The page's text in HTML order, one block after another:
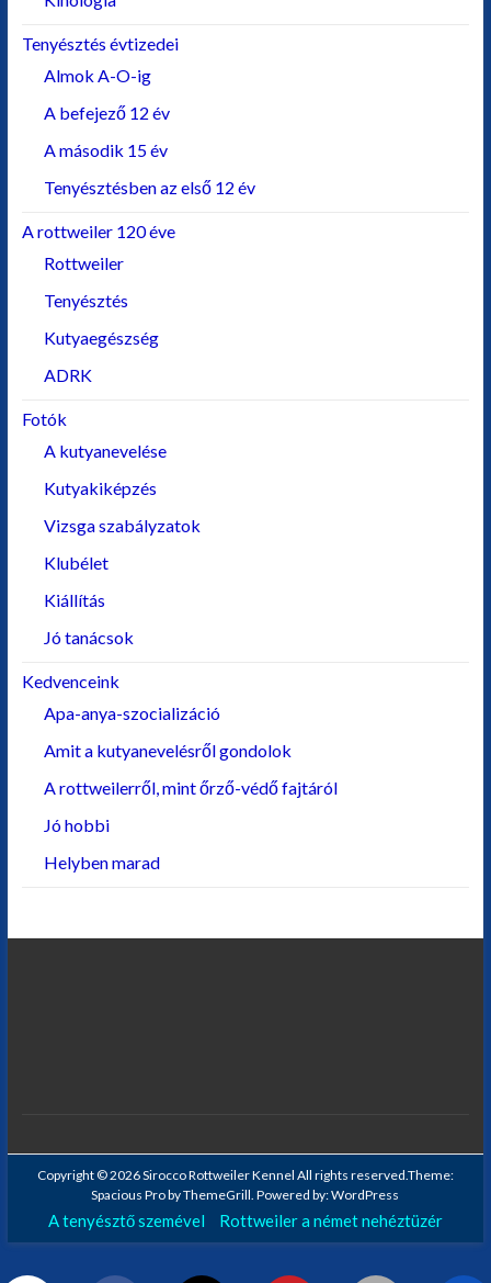
Tenyésztés évtizedei
Almok A-O-ig
A befejező 12 év
A második 15 év
Tenyésztésben az első 12 év
A rottweiler 120 éve
Rottweiler
Tenyésztés
Kutyaegészség
ADRK
Fotók
A kutyanevelése
Kutyakiképzés
Vizsga szabályzatok
Klubélet
Kiállítás
Jó tanácsok
Kedvenceink
Apa-anya-szocializáció
Amit a kutyanevelésről gondolok
A rottweilerről, mint őrző-védő fajtáról
Jó hobbi
Helyben marad
Copyright © 2026Sirocco Rottweiler Kennel All rights reserved.Theme:
Spacious Proby ThemeGrill. Powered by:WordPress
A tenyésztő szemével Rottweiler a német nehéztüzér